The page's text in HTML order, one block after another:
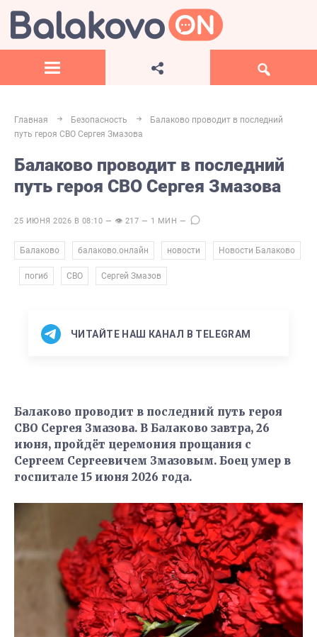
Главная Безопасность
Балаково проводит в последний
путь героя СВО Сергея Змазова
Балаково проводит в последний
путь героя СВО Сергея Змазова
25 ИЮНЯ 2026 В 08:10 — 👁 217 — 1 МИН —
Балаково балаково.онлайн новости Новости Балаково
погиб СВО Сергей Змазов
ЧИТАЙТЕ НАШ КАНАЛ В TELEGRAM
Балаково проводит в последний путь героя
СВО Сергея Змазова. В Балаково завтра, 26
июня, пройдёт церемония прощания с
Сергеем Сергеевичем Змазовым. Боец умер в
госпитале 15 июня 2026 года.